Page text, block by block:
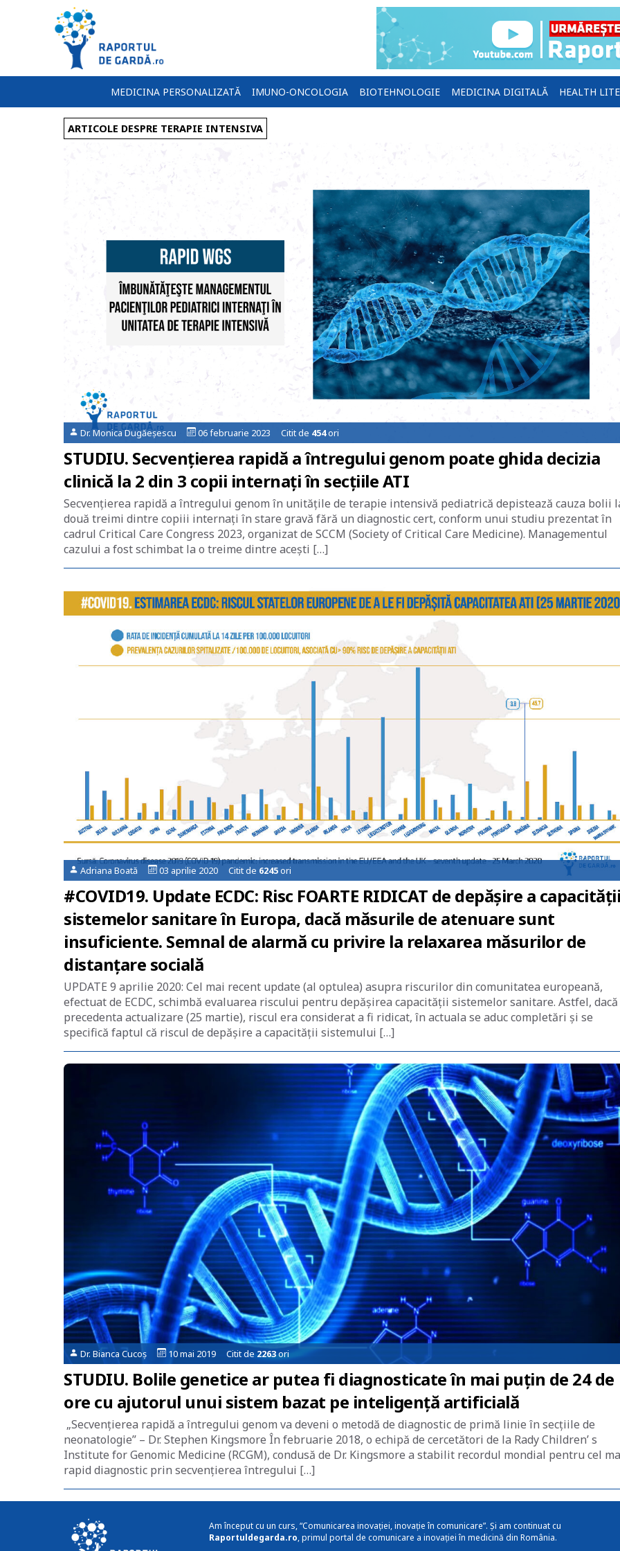
MEDICINA PERSONALIZATĂ IMUNO-ONCOLOGIA BIOTEHNOLOGIE MEDICINA DIGITALĂ HEALTH
ARTICOLE DESPRE TERAPIE INTENSIVA
Dr. Monica Dugăeșescu 06 februarie 2023 Citit de 454ori
STUDIU. Secvențierea rapidă a întregului genom poate ghida decizia
clinică la 2 din 3 copii internați în secțiile ATI
Secvențierea rapidă a întregului genom în unităţile de terapie intensivă pediatrică depistează cauza bolii
două treimi dintre copiii internați în stare gravă fără un diagnostic cert, conform unui studiu prezentat în
cadrul Critical Care Congress 2023, organizat de SCCM (Society of Critical Care Medicine). Managementul
cazului a fost schimbat la o treime dintre aceşti […]
Adriana Boată 03 aprilie 2020 Citit de 6245ori
#COVID19. Update ECDC: Risc FOARTE RIDICAT de depășire a capacității
sistemelor sanitare în Europa, dacă măsurile de atenuare sunt
insuficiente. Semnal de alarmă cu privire la relaxarea măsurilor de
distanțare socială
UPDATE 9 aprilie 2020: Cel mai recent update (al optulea) asupra riscurilor din comunitatea europeană,
efectuat de ECDC, schimbă evaluarea riscului pentru depășirea capacității sistemelor sanitare. Astfel,
precedenta actualizare (25 martie), riscul era considerat a fi ridicat, în actuala se aduc completări și se
specifică faptul că riscul de depășire a capacității sistemului […]
Dr. Bianca Cucoș 10 mai 2019 Citit de 2263ori
STUDIU. Bolile genetice ar putea fi diagnosticate în mai puțin de 24 de
ore cu ajutorul unui sistem bazat pe inteligență artificială
„Secvențierea rapidă a întregului genom va deveni o metodă de diagnostic de primă linie în secțiile de
neonatologie” – Dr. Stephen Kingsmore În februarie 2018, o echipă de cercetători de la Rady Children’ s
Institute for Genomic Medicine (RCGM), condusă de Dr. Kingsmore a stabilit recordul mondial pentru cel
rapid diagnostic prin secvențierea întregului […]
Am început cu un curs, “Comunicarea inovației, inovație în comunicare”. Și am continuat cu
Raportuldegarda.ro, primul portal de comunicare a inovației în medicină din România.